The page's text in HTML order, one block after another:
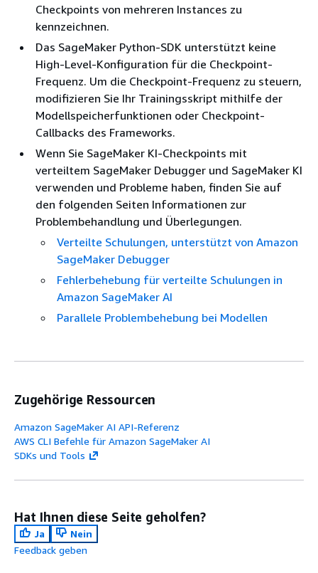
Checkpoints von mehreren Instances zu
kennzeichnen.
Das SageMaker Python-SDK unterstützt keine
High-Level-Konfiguration für die Checkpoint-
Frequenz. Um die Checkpoint-Frequenz zu steuern,
modifizieren Sie Ihr Trainingsskript mithilfe der
Modellspeicherfunktionen oder Checkpoint-
Callbacks des Frameworks.
Wenn Sie SageMaker KI-Checkpoints mit
verteiltem SageMaker Debugger und SageMaker KI
verwenden und Probleme haben, finden Sie auf
den folgenden Seiten Informationen zur
Problembehandlung und Überlegungen.
Verteilte Schulungen, unterstützt von Amazon
SageMaker Debugger
Fehlerbehebung für verteilte Schulungen in
Amazon SageMaker AI
Parallele Problembehebung bei Modellen
Zugehörige Ressourcen
Amazon SageMaker AI API-Referenz
AWS CLI Befehle für Amazon SageMaker AI
SDKs und Tools
Hat Ihnen diese Seite geholfen?
Ja
Nein
Feedback geben